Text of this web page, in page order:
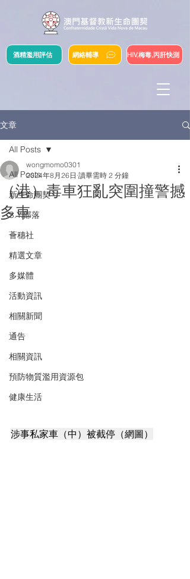
網絡輔導
酒精濫用評估 HIV,梅毒,丙肝快測
文章
All Posts
新生命團契
S.Y.部落
薈穗社
精選文章
多媒體
活動資訊
相關新聞
通告
相關資訊
預防物質濫用資源包
健康生活
All Posts
（港）毒車狂亂突圍撞警撼
多車
wongmomo0301
2024年8月26日 讀畢需時 2 分鐘
涉事私家車（中）被截停（網圖）